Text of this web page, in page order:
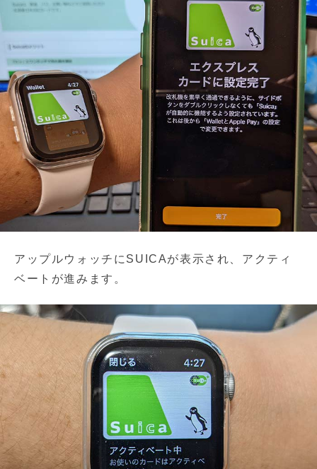
アップルウォッチにSUICAが表示され、アクティ
ベートが進みます。